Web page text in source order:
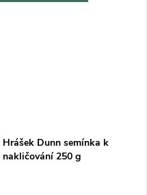
Hrášek Dunn semínka k
nakličování 250 g